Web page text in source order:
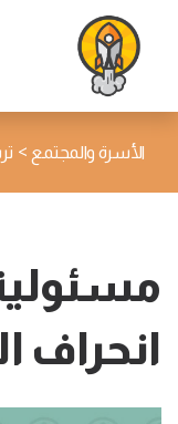
الأسرة والمجتمع >
انحراف